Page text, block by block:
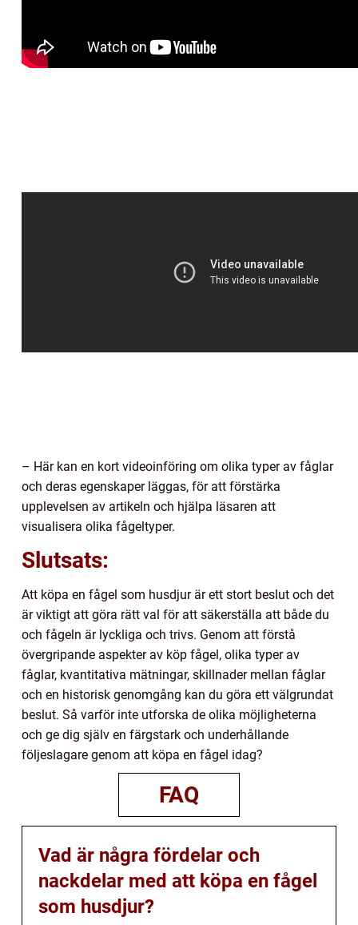
– Här kan en kort videoinföring om olika typer av fåglar
och deras egenskaper läggas, för att förstärka
upplevelsen av artikeln och hjälpa läsaren att
visualisera olika fågeltyper.
Slutsats:
Att köpa en fågel som husdjur är ett stort beslut och det
är viktigt att göra rätt val för att säkerställa att både du
och fågeln är lyckliga och trivs. Genom att förstå
övergripande aspekter av köp fågel, olika typer av
fåglar, kvantitativa mätningar, skillnader mellan fåglar
och en historisk genomgång kan du göra ett välgrundat
beslut. Så varför inte utforska de olika möjligheterna
och ge dig själv en färgstark och underhållande
följeslagare genom att köpa en fågel idag?
FAQ
Vad är några fördelar och
nackdelar med att köpa en fågel
som husdjur?